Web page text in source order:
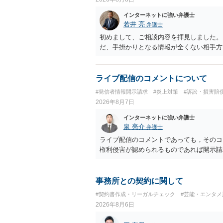
インターネットに強い弁護士
若井 亮 弁護士
初めまして、ご相談内容を拝見しました
だ、手掛かりとなる情報が全くない相手
ライブ配信のコメントについて
#発信者情報開示請求 #炎上対策 #訴訟・損害賠
2026年8月7日
インターネットに強い弁護士
泉 亮介 弁護士
ライブ配信のコメントであっても，その
権利侵害が認められるものであれば開示
事務所との契約に関して
#契約書作成・リーガルチェック #芸能・エンタメ
2026年8月6日